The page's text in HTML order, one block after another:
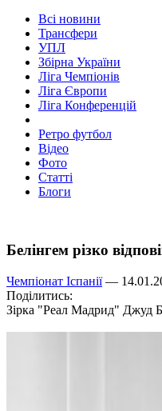
Всі новини
Трансфери
УПЛ
Збірна України
Ліга Чемпіонів
Ліга Європи
Ліга Конференцій
Ретро футбол
Відео
Фото
Статті
Блоги
Белінгем різко
Чемпіонат Іспанії—
Поділитись:
Зірка "Реал Мадрид" Джуд